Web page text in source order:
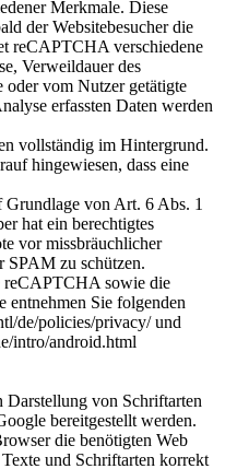
Merkmale. Diese
der Websitebesucher die
reCAPTCHA verschiedene
Verweildauer des
oder vom Nutzer getätigte
erfassten Daten werden
vollständig im Hintergrund.
hingewiesen, dass eine
von Art. 6 Abs. 1
hat ein berechtigtes
vor missbräuchlicher
SPAM zu schützen.
reCAPTCHA sowie die
entnehmen Sie folgenden
de/policies/privacy/ und
intro/android.html
Darstellung von Schriftarten
bereitgestellt werden.
die benötigten Web
und Schriftarten korrekt